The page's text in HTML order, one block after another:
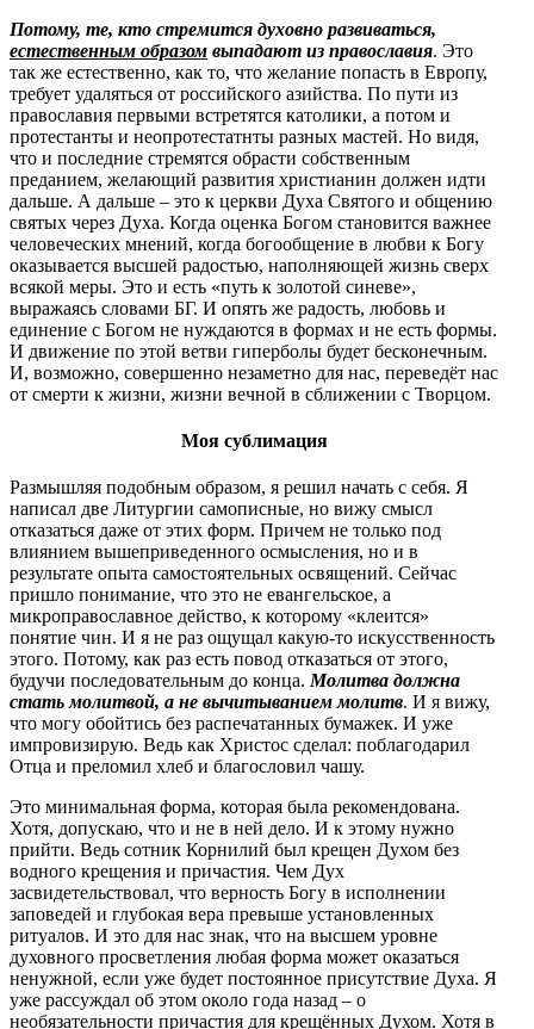
Потому, те, кто стремится духовно развиваться,
естественным образом выпадают из православия. Это
так же естественно, как то, что желание попасть в Европу,
требует удаляться от российского азийства. По пути из
православия первыми встретятся католики, а потом и
протестанты и неопротестатнты разных мастей. Но видя,
что и последние стремятся обрасти собственным
преданием, желающий развития христианин должен идти
дальше. А дальше – это к церкви Духа Святого и общению
святых через Духа. Когда оценка Богом становится важнее
человеческих мнений, когда богообщение в любви к Богу
оказывается высшей радостью, наполняющей жизнь сверх
всякой меры. Это и есть «путь к золотой синеве»,
выражаясь словами БГ. И опять же радость, любовь и
единение с Богом не нуждаются в формах и не есть формы.
И движение по этой ветви гиперболы будет бесконечным.
И, возможно, совершенно незаметно для нас, переведёт нас
от смерти к жизни, жизни вечной в сближении с Творцом.
Моя сублимация
Размышляя подобным образом, я решил начать с себя. Я
написал две Литургии самописные, но вижу смысл
отказаться даже от этих форм. Причем не только под
влиянием вышеприведенного осмысления, но и в
результате опыта самостоятельных освящений. Сейчас
пришло понимание, что это не евангельское, а
микроправославное действо, к которому «клеится»
понятие чин. И я не раз ощущал какую-то искусственность
этого. Потому, как раз есть повод отказаться от этого,
будучи последовательным до конца. Молитва должна
стать молитвой, а не вычитыванием молитв. И я вижу,
что могу обойтись без распечатанных бумажек. И уже
импровизирую. Ведь как Христос сделал: поблагодарил
Отца и преломил хлеб и благословил чашу.
Это минимальная форма, которая была рекомендована.
Хотя, допускаю, что и не в ней дело. И к этому нужно
прийти. Ведь сотник Корнилий был крещен Духом без
водного крещения и причастия. Чем Дух
засвидетельствовал, что верность Богу в исполнении
заповедей и глубокая вера превыше установленных
ритуалов. И это для нас знак, что на высшем уровне
духовного просветления любая форма может оказаться
ненужной, если уже будет постоянное присутствие Духа. Я
уже рассуждал об этом около года назад – о
необязательности причастия для крещённых Духом. Хотя в